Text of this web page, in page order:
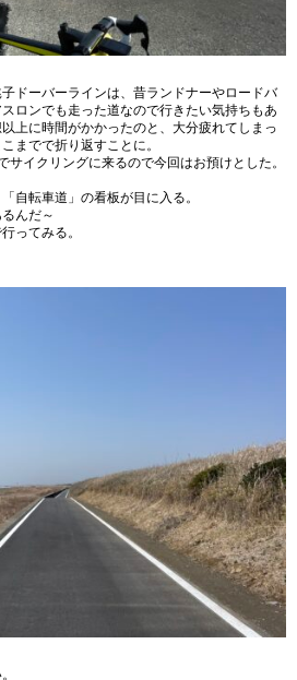
ドーバーラインは、昔ランドナーやロードバ
ロンでも走った道なので行きたい気持ちもあ
上に時間がかかったのと、大分疲れてしまっ
までで折り返すことに。
イクリングに来るので今回はお預けとした。
自転車道」の看板が目に入る。
んだ～
ってみる。